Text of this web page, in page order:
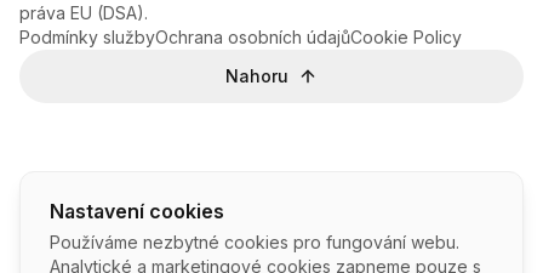
Nastavení cookies
Používáme nezbytné cookies pro fungování webu.
Analytické a marketingové cookies zapneme pouze s
práva EU (DSA).
Podmínky službyOchrana osobních údajůCookie Policy
Nahoru